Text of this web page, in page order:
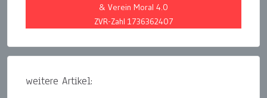
& Verein Moral 4.0
ZVR-Zahl 1736362407
weitere Artikel: